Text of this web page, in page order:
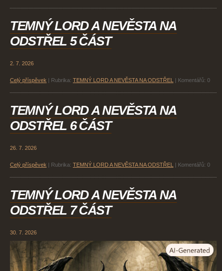
TEMNÝ LORD A NEVĚSTA NA
ODSTŘEL 5 ČÁST
2. 7. 2026
Celý příspěvek Rubrika: TEMNÝ LORD A NEVĚSTA NA ODSTŘEL Komentářů: 0
TEMNÝ LORD A NEVĚSTA NA
ODSTŘEL 6 ČÁST
26. 7. 2026
Celý příspěvek Rubrika: TEMNÝ LORD A NEVĚSTA NA ODSTŘEL Komentářů: 0
TEMNÝ LORD A NEVĚSTA NA
ODSTŘEL 7 ČÁST
30. 7. 2026